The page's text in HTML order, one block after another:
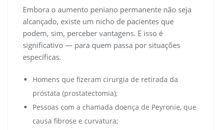
Embora o aumento peniano permanente não seja
alcançado, existe um nicho de pacientes que
podem, sim, perceber vantagens. E isso é
significativo — para quem passa por situações
específicas.
Homens que fizeram cirurgia de retirada da
próstata (prostatectomia);
Pessoas com a chamada doença de Peyronie, que
causa fibrose e curvatura;